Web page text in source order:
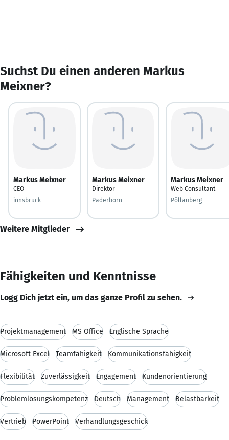
Suchst Du einen anderen Markus
Meixner?
Markus Meixner
CEO
innsbruck
Markus Meixner
Direktor
Paderborn
Markus Meixner
Web Consultant
Pöllauberg
Weitere Mitglieder
Fähigkeiten und Kenntnisse
Logg Dich jetzt ein, um das ganze Profil zu sehen.
Projektmanagement MS Office Englische Sprache
Microsoft Excel Teamfähigkeit Kommunikationsfähigkeit
Flexibilität Zuverlässigkeit Engagement Kundenorientierung
Problemlösungskompetenz Deutsch Management Belastbarkeit
Vertrieb PowerPoint Verhandlungsgeschick